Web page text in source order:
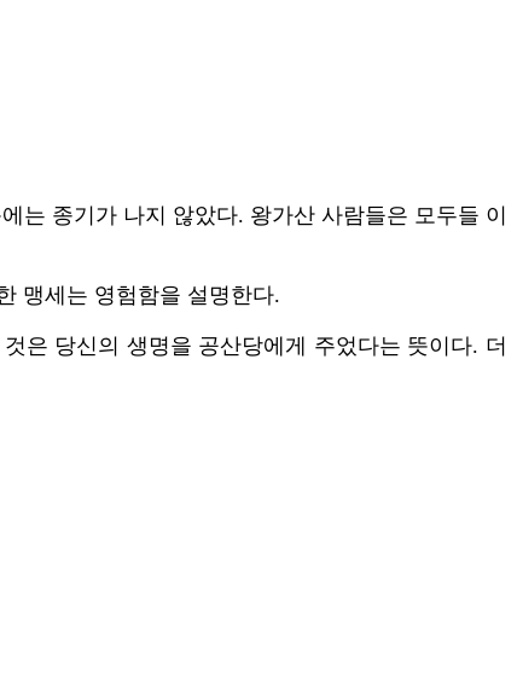
는 종기가 나지 않았다. 왕가산 사람들은 모두들 이
맹세는 영험함을 설명한다.
은 당신의 생명을 공산당에게 주었다는 뜻이다. 더